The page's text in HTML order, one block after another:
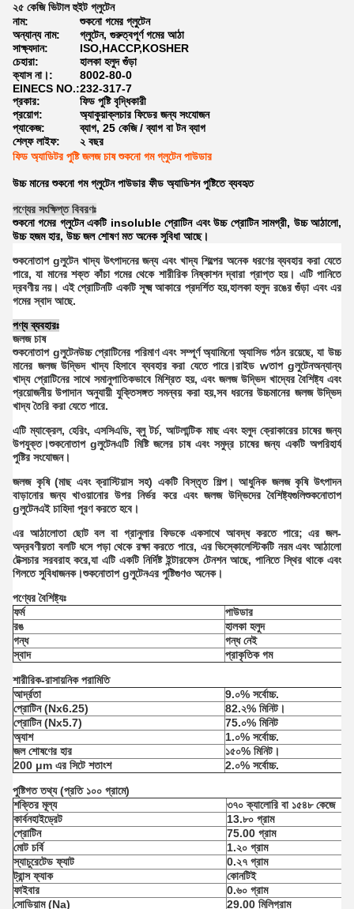
২৫ কেজি ভিটাল হুইট গ্লুটেন
নাম:
শুকনো গমের গ্লুটেন
অন্যান্য নাম:
গ্লুটেন, গুরুত্বপূর্ণ গমের আঠা
সাক্ষ্যদান:
ISO,HACCP,KOSHER
চেহারা:
হালকা হলুদ গুঁড়া
ক্যাস না।:
8002-80-0
EINECS NO.:232-317-7
প্রকার:
ফিড পুষ্টি বৃদ্ধিকারী
প্রয়োগ:
অ্যাকুয়াক্লচার ফিডের জন্য সংযোজন
প্যাকেজ:
ব্যাগ, 25 কেজি / ব্যাগ বা টন ব্যাগ
শেল্ফ লাইফ:
২ বছর
ফিড অ্যাডিটর পুষ্টি জলজ চাষ শুকনো গম গ্লুটেন পাউডার
উচ্চ মানের শুকনো গম গ্লুটেন পাউডার ফীড অ্যাডিশন পুষ্টিতে ব্যবহৃত
পণ্যের সংক্ষিপ্ত বিবরণঃ
শুকনো গমের গ্লুটেন একটি insoluble প্রোটিন এবং উচ্চ প্রোটিন সামগ্রী, উচ্চ আঠালো,
উচ্চ হজম হার, উচ্চ জল শোষণ মত অনেক সুবিধা আছে।
শুকনোতাপ gলুটেন খাদ্য উৎপাদনের জন্য এবং খাদ্য শিল্পের অনেক ধরণের ব্যবহার করা যেতে
পারে, যা মানের শক্ত কাঁচা গমের থেকে শারীরিক নিষ্কাশন দ্বারা প্রাপ্ত হয়। এটি পানিতে
দ্রবণীয় নয়। এই প্রোটিনটি একটি সূক্ষ্ম আকারে প্রদর্শিত হয়,হালকা হলুদ রঙের গুঁড়া এবং এর
গমের স্বাদ আছে.
পণ্য ব্যবহারঃ
জলজ চাষ
শুকনোতাপ gলুটেনউচ্চ প্রোটিনের পরিমাণ এবং সম্পূর্ণ অ্যামিনো অ্যাসিড গঠন রয়েছে, যা উচ্চ
মানের জলজ উদ্ভিদ খাদ্য হিসাবে ব্যবহার করা যেতে পারে।রাইড wতাপ gলুটেনঅন্যান্য
খাদ্য প্রোটিনের সাথে সমানুপাতিকভাবে মিশ্রিত হয়, এবং জলজ উদ্ভিদ খাদ্যের বৈশিষ্ট্য এবং
প্রয়োজনীয় উপাদান অনুযায়ী যুক্তিসঙ্গত সমন্বয় করা হয়,সব ধরনের উচ্চমানের জলজ উদ্ভিদ
খাদ্য তৈরি করা যেতে পারে.
এটি ম্যাক্রেল, হেরিং, এসসিএডি, ব্লু টর্চ, আটলান্টিক মাছ এবং হলুদ ক্রোকারের চাষের জন্য
উপযুক্ত।শুকনোতাপ gলুটেনএটি মিষ্টি জলের চাষ এবং সমুদ্র চাষের জন্য একটি অপরিহার্য
পুষ্টির সংযোজন।
জলজ কৃষি (মাছ এবং ক্রাস্টিয়াস সহ) একটি বিস্তৃত শিল্প। আধুনিক জলজ কৃষি উৎপাদন
বাড়ানোর জন্য খাওয়ানোর উপর নির্ভর করে এবং জলজ উদ্ভিদের বৈশিষ্ট্যগুলিশুকনোতাপ
gলুটেনএই চাহিদা পূরণ করতে হবে।
এর আঠালোতা ছোট বল বা গ্রানুলার ফিডকে একসাথে আবদ্ধ করতে পারে; এর জল-
অদ্রবণীয়তা বলটি ধসে পড়া থেকে রক্ষা করতে পারে, এর ভিস্কোলেস্টিকটি নরম এবং আঠালো
টেক্সচার সরবরাহ করে,যা এটি একটি নির্দিষ্ট ইন্টারফেস টেনশন আছে, পানিতে স্থির থাকে এবং
গিলতে সুবিধাজনক।শুকনোতাপ gলুটেনএর পুষ্টিগুণও অনেক।
পণ্যের বৈশিষ্ট্যঃ
ফর্ম
পাউডার
রঙ
হালকা হলুদ
গন্ধ
গন্ধ নেই
স্বাদ
প্রাকৃতিক গম
শারীরিক-রাসায়নিক পরামিতি
আর্দ্রতা
9.০% সর্বোচ্চ.
প্রোটিন (Nx6.25)
82.২% মিনিট।
প্রোটিন (Nx5.7)
75.০% মিনিট
অ্যাশ
1.০% সর্বোচ্চ.
জল শোষণের হার
১৫০% মিনিট।
200 μm এর সিটে শতাংশ
2.০% সর্বোচ্চ.
পুষ্টিগত তথ্য (প্রতি ১০০ গ্রামে)
শক্তির মূল্য
৩৭০ ক্যালোরি বা ১৫৪৮ কেজে
কার্বনহাইড্রেট
13.৮০ গ্রাম
প্রোটিন
75.00 গ্রাম
মোট চর্বি
1.২০ গ্রাম
স্যাচুরেটেড ফ্যাট
0.২৭ গ্রাম
ট্রান্স ফ্যাক
কোনটিই
ফাইবার
0.৬০ গ্রাম
সোডিয়াম (Na)
29.00 মিলিগ্রাম